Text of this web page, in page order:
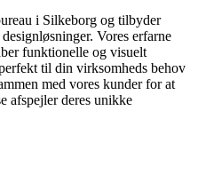
i Silkeborg og tilbyder
Vores erfarne
funktionelle og visuelt
til din virksomheds behov
med vores kunder for at
afspejler deres unikke